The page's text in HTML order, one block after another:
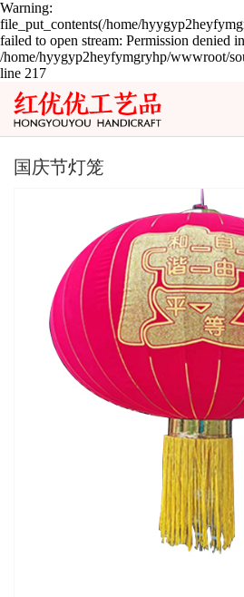
Warning:
file_put_contents(/home/
failed to open stream: Permission denied in
/home/hyygyp2heyfymgryhp/wwwroot/
line 217
国庆节灯笼